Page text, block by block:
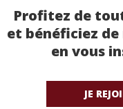
Profitez de
et bénéficiez de
en vous
JE
- Intégrale T1+T2
grâce à mon
la collection 1800 .